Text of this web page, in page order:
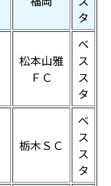
タ
松本山雅
ＦＣ
ベ
ス
ス
タ
栃木ＳＣ
ベ
ス
ス
タ